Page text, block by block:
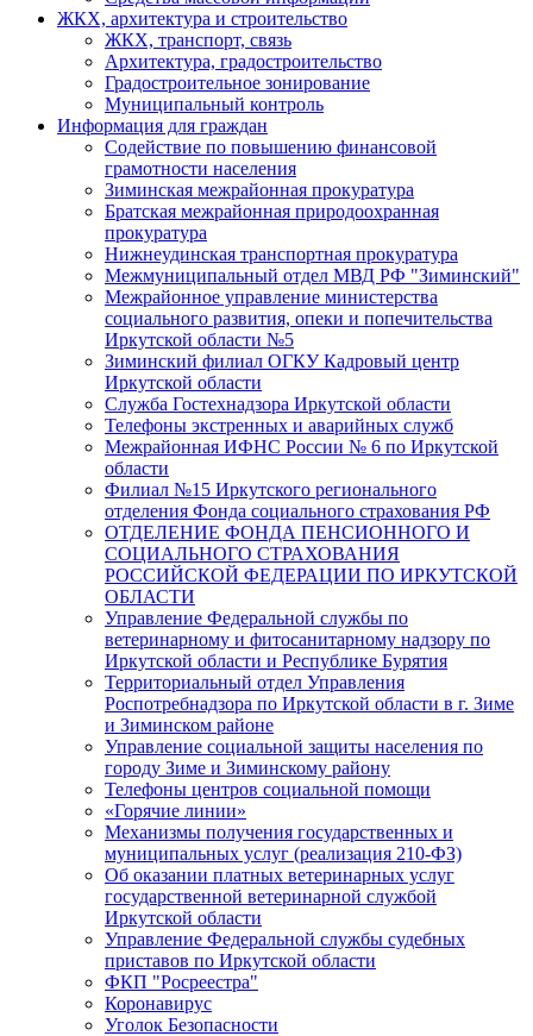
ЖКХ, архитектура и строительство
ЖКХ, транспорт, связь
Архитектура, градостроительство
Градостроительное зонирование
Муниципальный контроль
Информация для граждан
Содействие по повышению финансовой
грамотности населения
Зиминская межрайонная прокуратура
Братская межрайонная природоохранная
прокуратура
Нижнеудинская транспортная прокуратура
Межмуниципальный отдел МВД РФ "Зиминский"
Межрайонное управление министерства
социального развития, опеки и попечительства
Иркутской области №5
Зиминский филиал ОГКУ Кадровый центр
Иркутской области
Служба Гостехнадзора Иркутской области
Телефоны экстренных и аварийных служб
Межрайонная ИФНС России № 6 по Иркутской
области
Филиал №15 Иркутского регионального
отделения Фонда социального страхования РФ
ОТДЕЛЕНИЕ ФОНДА ПЕНСИОННОГО И
СОЦИАЛЬНОГО СТРАХОВАНИЯ
РОССИЙСКОЙ ФЕДЕРАЦИИ ПО ИРКУТСКОЙ
ОБЛАСТИ
Управление Федеральной службы по
ветеринарному и фитосанитарному надзору по
Иркутской области и Республике Бурятия
Территориальный отдел Управления
Роспотребнадзора по Иркутской области в г. Зиме
и Зиминском районе
Управление социальной защиты населения по
городу Зиме и Зиминскому району
Телефоны центров социальной помощи
«Горячие линии»
Механизмы получения государственных и
муниципальных услуг (реализация 210-ФЗ)
Об оказании платных ветеринарных услуг
государственной ветеринарной службой
Иркутской области
Управление Федеральной службы судебных
приставов по Иркутской области
ФКП "Росреестра"
Коронавирус
Уголок Безопасности